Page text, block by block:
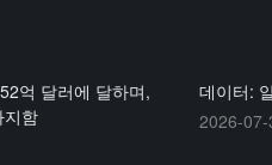
억 달러에 달하며,
지함
데이터:
2026-